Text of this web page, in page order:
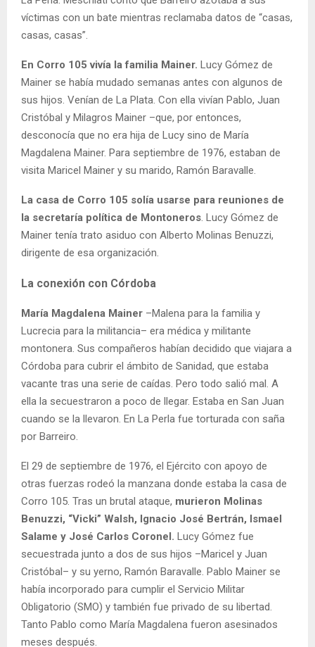
víctimas con un bate mientras reclamaba datos de “casas,
casas, casas”.
En Corro 105 vivía la familia Mainer. Lucy Gómez de
Mainer se había mudado semanas antes con algunos de
sus hijos. Venían de La Plata. Con ella vivían Pablo, Juan
Cristóbal y Milagros Mainer –que, por entonces,
desconocía que no era hija de Lucy sino de María
Magdalena Mainer. Para septiembre de 1976, estaban de
visita Maricel Mainer y su marido, Ramón Baravalle.
La casa de Corro 105 solía usarse para reuniones de
la secretaría política de Montoneros . Lucy Gómez de
Mainer tenía trato asiduo con Alberto Molinas Benuzzi,
dirigente de esa organización.
La conexión con Córdoba
María Magdalena Mainer –Malena para la familia y
Lucrecia para la militancia– era médica y militante
montonera. Sus compañeros habían decidido que viajara a
Córdoba para cubrir el ámbito de Sanidad, que estaba
vacante tras una serie de caídas. Pero todo salió mal. A
ella la secuestraron a poco de llegar. Estaba en San Juan
cuando se la llevaron. En La Perla fue torturada con saña
por Barreiro.
El 29 de septiembre de 1976, el Ejército con apoyo de
otras fuerzas rodeó la manzana donde estaba la casa de
Corro 105. Tras un brutal ataque, murieron Molinas
Benuzzi, “Vicki” Walsh, Ignacio José Bertrán, Ismael
Salame y José Carlos Coronel. Lucy Gómez fue
secuestrada junto a dos de sus hijos –Maricel y Juan
Cristóbal– y su yerno, Ramón Baravalle. Pablo Mainer se
había incorporado para cumplir el Servicio Militar
Obligatorio (SMO) y también fue privado de su libertad.
Tanto Pablo como María Magdalena fueron asesinados
meses después.